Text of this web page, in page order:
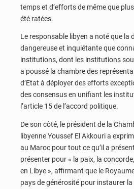
temps et d’efforts de même que
été ratées.
Le responsable libyen a noté que la
dangereuse et inquiétante que
institutions, dont les institutions
a poussé la chambre des
d’Etat à déployer des efforts
des consensus en unifiant les
l’article 15 de l’accord politique.
De son côté, le président de la
libyenne Youssef El Akkouri a
au Maroc pour tout ce qu’il a
présenter pour « la paix, la
en Libye », affirmant que le
pays de générosité pour instaurer